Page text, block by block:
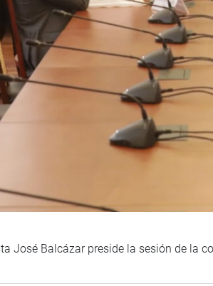
José Balcázar preside la sesión de la